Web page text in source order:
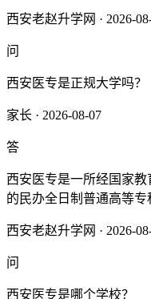
西安老赵升学网 · 2026-
问
西安医专是正规大学吗？
家长 · 2026-08-07
答
西安医专是一所经国家
的民办全日制普通高等专
西安老赵升学网 · 2026-
问
西安医专是哪个学校？